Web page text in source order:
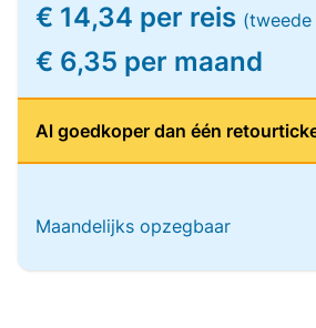
€ 14,34 per reis (tweede
€ 6,35 per maand
Al goedkoper dan één
Maandelijks opzegbaar